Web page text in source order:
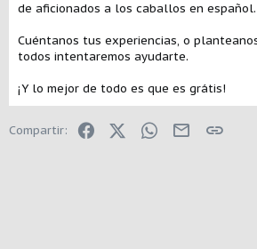
de aficionados a los caballos en español.
Cuéntanos tus experiencias, o
todos intentaremos ayudarte.
¡Y lo mejor de todo es que es grátis!
Compartir: FacebookX (Twitter)WhatsApp
E-mailEnlace